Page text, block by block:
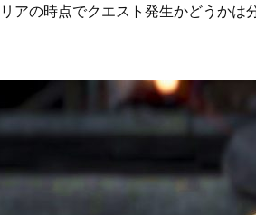
アの時点でクエスト発生かどうかは